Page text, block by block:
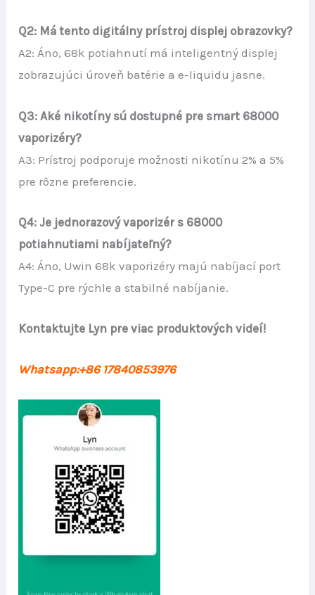
Q2: Má tento digitálny prístroj displej obrazovky?
A2: Áno, 68k potiahnutí má inteligentný displej
zobrazujúci úroveň batérie a e-liquidu jasne.
Q3: Aké nikotíny sú dostupné pre smart 68000
vaporizéry?
A3: Prístroj podporuje možnosti nikotínu 2% a 5%
pre rôzne preferencie.
Q4: Je jednorazový vaporizér s 68000
potiahnutiami nabíjateľný?
A4: Áno, Uwin 68k vaporizéry majú nabíjací port
Type-C pre rýchle a stabilné nabíjanie.
Kontaktujte Lyn pre viac produktových videí!
Whatsapp:+86 17840853976